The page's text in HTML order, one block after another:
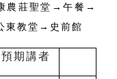
農莊聖堂→午餐→
東教堂→史前館
預期講者